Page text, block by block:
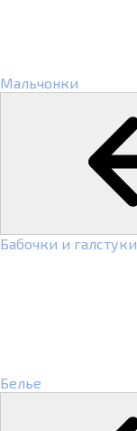
Мальчонки
Бабочки и галстуки
Белье